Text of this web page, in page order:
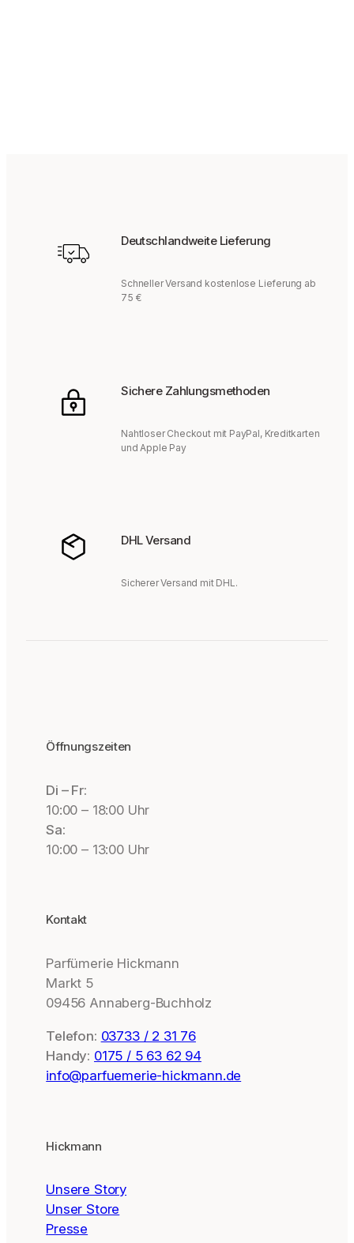
Deutschlandweite Lieferung
Schneller Versand kostenlose Lieferung ab
75 €
Sichere Zahlungsmethoden
Nahtloser Checkout mit PayPal, Kreditkarten
und Apple Pay
DHL Versand
Sicherer Versand mit DHL.
Öffnungszeiten
Di – Fr:
10:00 – 18:00 Uhr
Sa:
10:00 – 13:00 Uhr
Kontakt
Parfümerie Hickmann
Markt 5
09456 Annaberg-Buchholz
Telefon: 03733 / 2 31 76
Handy: 0175 / 5 63 62 94
info@parfuemerie-hickmann.de
Hickmann
Unsere Story
Unser Store
Presse